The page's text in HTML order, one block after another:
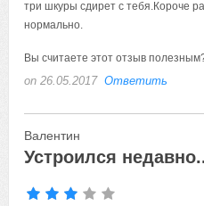
три шкуры сдирет с тебя.Короче
нормально.
Вы считаете этот отзыв
on 26.05.2017 Ответить
Валентин
Устроился